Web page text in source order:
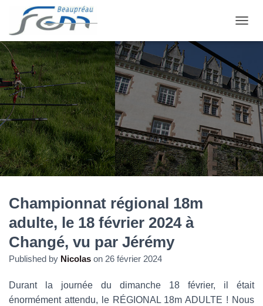
Championnat régional 18m
adulte, le 18 février 2024 à
Changé, vu par Jérémy
Published by Nicolas on 26 février 2024
Durant la journée du dimanche 18 février, il était
énormément attendu, le RÉGIONAL 18m ADULTE ! Nous